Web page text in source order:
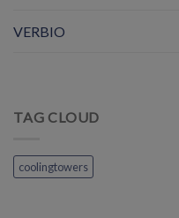
TAG CLOUD
coolingtowers
VERBIO